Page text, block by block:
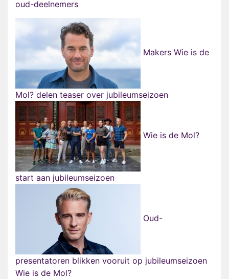
oud-deelnemers
Makers Wie is de
Mol? delen teaser over jubileumseizoen
Wie is de Mol?
start aan jubileumseizoen
Oud-
presentatoren blikken vooruit op jubileumseizoen
Wie is de Mol?